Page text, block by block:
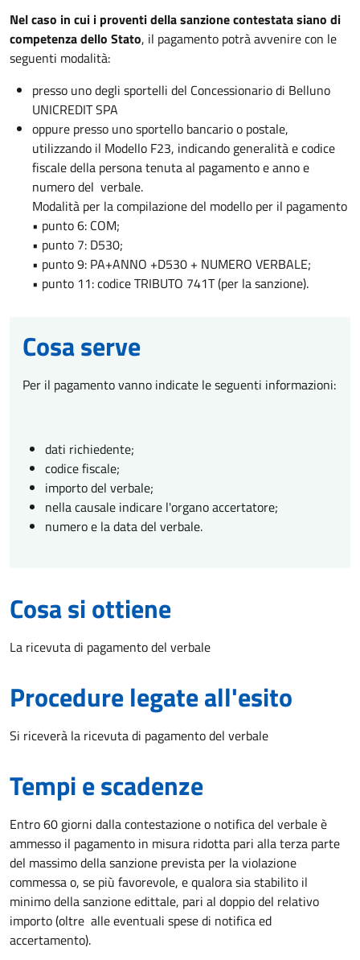
Nel caso in cui i proventi della sanzione contestata siano di
competenza dello Stato, il pagamento potrà avvenire con le
seguenti modalità:
presso uno degli sportelli del Concessionario di Belluno
UNICREDIT SPA
oppure presso uno sportello bancario o postale,
utilizzando il Modello F23, indicando generalità e codice
fiscale della persona tenuta al pagamento e anno e
numero del verbale.
Modalità per la compilazione del modello per il pagamento
• punto 6: COM;
• punto 7: D530;
• punto 9: PA+ANNO +D530 + NUMERO VERBALE;
• punto 11: codice TRIBUTO 741T (per la sanzione).
Cosa serve
Per il pagamento vanno indicate le seguenti informazioni:
dati richiedente;
codice fiscale;
importo del verbale;
nella causale indicare l'organo accertatore;
numero e la data del verbale.
Cosa si ottiene
La ricevuta di pagamento del verbale
Procedure legate all'esito
Si riceverà la ricevuta di pagamento del verbale
Tempi e scadenze
Entro 60 giorni dalla contestazione o notifica del verbale è
ammesso il pagamento in misura ridotta pari alla terza parte
del massimo della sanzione prevista per la violazione
commessa o, se più favorevole, e qualora sia stabilito il
minimo della sanzione edittale, pari al doppio del relativo
importo (oltre alle eventuali spese di notifica ed
accertamento).